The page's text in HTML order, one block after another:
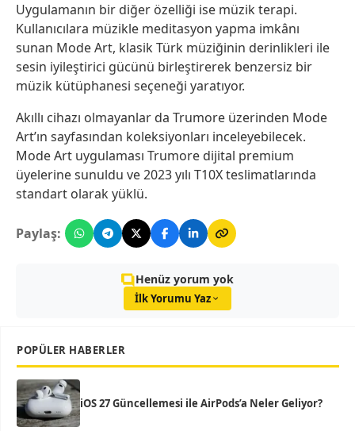
Uygulamanın bir diğer özelliği ise müzik terapi.
Kullanıcılara müzikle meditasyon yapma imkânı
sunan Mode Art, klasik Türk müziğinin derinlikleri ile
sesin iyileştirici gücünü birleştirerek benzersiz bir
müzik kütüphanesi seçeneği yaratıyor.
Akıllı cihazı olmayanlar da Trumore üzerinden Mode
Art’ın sayfasından koleksiyonları inceleyebilecek.
Mode Art uygulaması Trumore dijital premium
üyelerine sunuldu ve 2023 yılı T10X teslimatlarında
standart olarak yüklü.
Paylaş:
Henüz yorum yok
İlk Yorumu Yaz
POPÜLER HABERLER
iOS 27 Güncellemesi ile AirPods’a Neler Geliyor?